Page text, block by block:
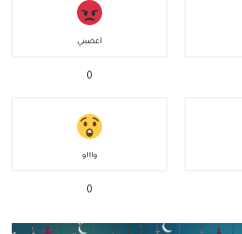
أغضبني
0
واااو
0